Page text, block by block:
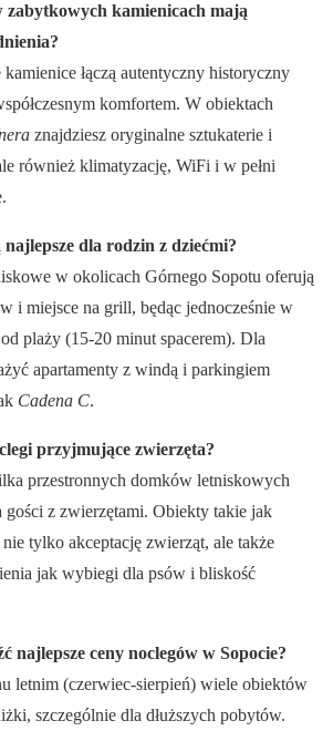
zabytkowych kamienicach mają
łączą autentyczny historyczny
komfortem. W obiektach
znajdziesz oryginalne sztukaterie i
również klimatyzację, WiFi i w pełni
dla rodzin z dziećmi?
w okolicach Górnego Sopotu oferują
i miejsce na grill, będąc jednocześnie w
plaży (15-20 minut spacerem). Dla
apartamenty z windą i parkingiem
Cadena C.
przyjmujące zwierzęta?
przestronnych domków letniskowych
gości z zwierzętami. Obiekty takie jak
tylko akceptację zwierząt, ale także
jak wybiegi dla psów i bliskość
najlepsze ceny noclegów w Sopocie?
letnim (czerwiec-sierpień) wiele obiektów
szczególnie dla dłuższych pobytów.